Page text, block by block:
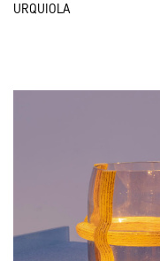
URQUIOLA